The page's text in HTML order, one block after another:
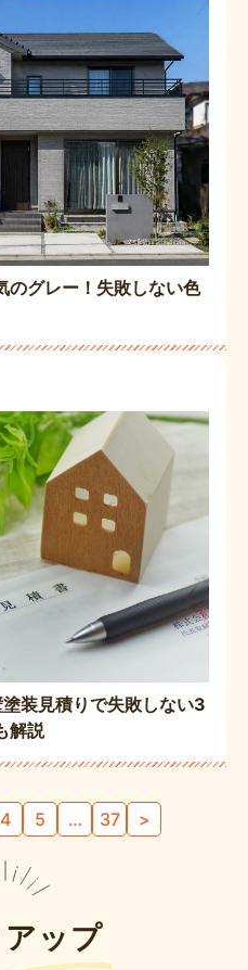
のグレー！失敗しない色
装見積りで失敗しない3
解説
4 5 … 37 >
ップ